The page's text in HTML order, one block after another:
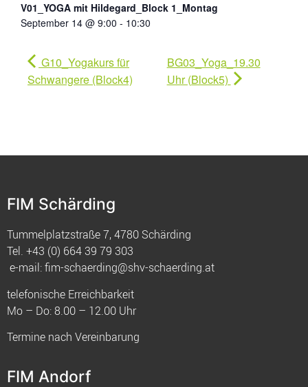
V01_YOGA mit Hildegard_Block 1_Montag
September 14 @ 9:00 - 10:30
G10_Yogakurs für
Schwangere (Block4)
BG03_Yoga_19.30
Uhr (Block5)
FIM Schärding
Tummelplatzstraße 7, 4780 Schärding
Tel. +43 (0) 664 39 79 303
e-mail:fim-schaerding@shv-schaerding.at
telefonische Erreichbarkeit
Mo – Do: 8.00 – 12.00 Uhr
Termine nach Vereinbarung
FIM Andorf